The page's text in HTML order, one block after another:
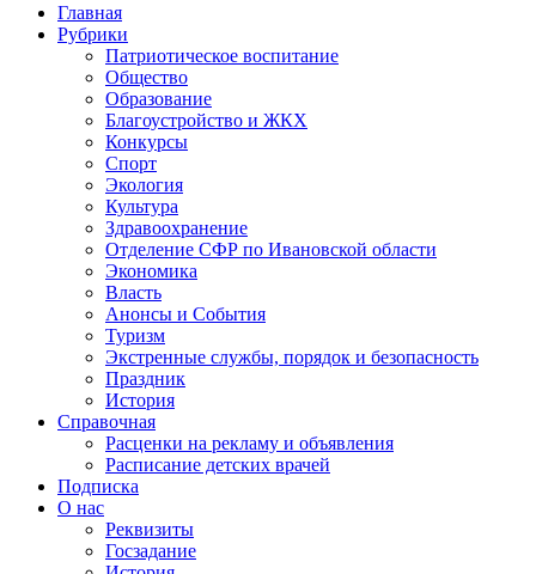
Промотать
содержимому
Главная
Рубрики
Патриотическое воспитание
Общество
Образование
Благоустройство и ЖКХ
Конкурсы
Спорт
Экология
Культура
Здравоохранение
Отделение СФР по Ивановской области
Экономика
Власть
Анонсы и События
Туризм
Экстренные службы, порядок и безопасность
Праздник
История
Справочная
Расценки на рекламу и объявления
Расписание детских врачей
Подписка
О нас
Реквизиты
Госзадание